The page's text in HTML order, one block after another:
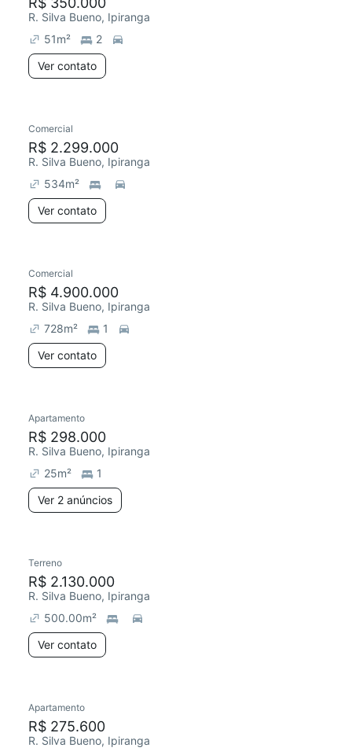
R. Silva Bueno, Ipiranga
51m²
2
Ver contato
Comercial
R$ 2.299.000
R. Silva Bueno, Ipiranga
534m²
Ver contato
Comercial
R$ 4.900.000
R. Silva Bueno, Ipiranga
728m²
1
Ver contato
Apartamento
R$ 298.000
R. Silva Bueno, Ipiranga
25m²
1
Ver 2 anúncios
Terreno
R$ 2.130.000
R. Silva Bueno, Ipiranga
500.00m²
Ver contato
Apartamento
R$ 275.600
R. Silva Bueno, Ipiranga